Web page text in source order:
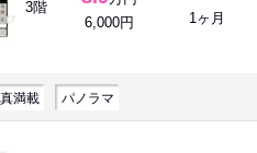
3階
6,000円
1ヶ月
満載 パノラマ